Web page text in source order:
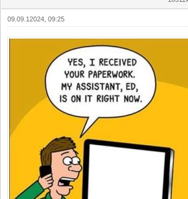
09.09.12024, 09:25